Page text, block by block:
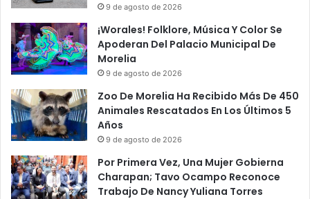
9 de agosto de 2026
¡Worales! Folklore, Música Y Color Se
Apoderan Del Palacio Municipal De
Morelia
9 de agosto de 2026
Zoo De Morelia Ha Recibido Más De 450
Animales Rescatados En Los Últimos 5
Años
9 de agosto de 2026
Por Primera Vez, Una Mujer Gobierna
Charapan; Tavo Ocampo Reconoce
Trabajo De Nancy Yuliana Torres